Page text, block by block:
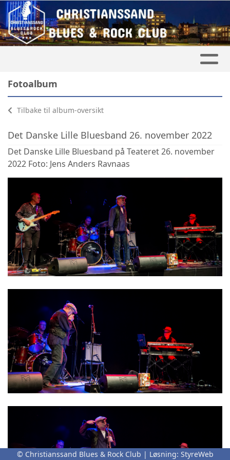
Fotoalbum
Tilbake til album-oversikt
Det Danske Lille Bluesband 26. november 2022
Det Danske Lille Bluesband på Teateret 26. november
2022 Foto: Jens Anders Ravnaas
© Christianssand Blues & Rock Club | Løsning: StyreWeb